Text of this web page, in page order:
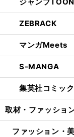
ZEBRACK
マンガMeets
S-MANGA
集英社コミッ
取材・ファッショ
ファッション・